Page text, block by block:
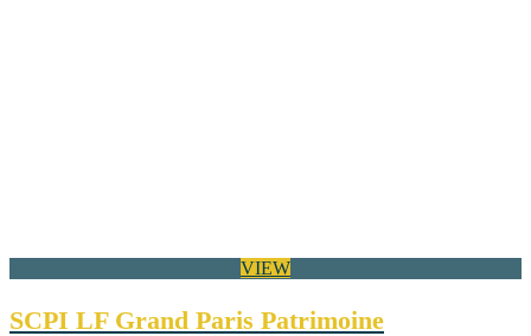
VIEW
SCPI LF Grand Paris Patrimoine